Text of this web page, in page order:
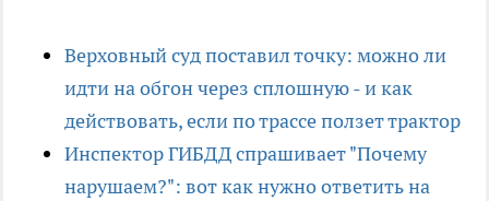
Верховный суд поставил точку: можно ли
идти на обгон через сплошную - и как
действовать, если по трассе ползет трактор
Инспектор ГИБДД спрашивает "Почему
нарушаем?": вот как нужно ответить на